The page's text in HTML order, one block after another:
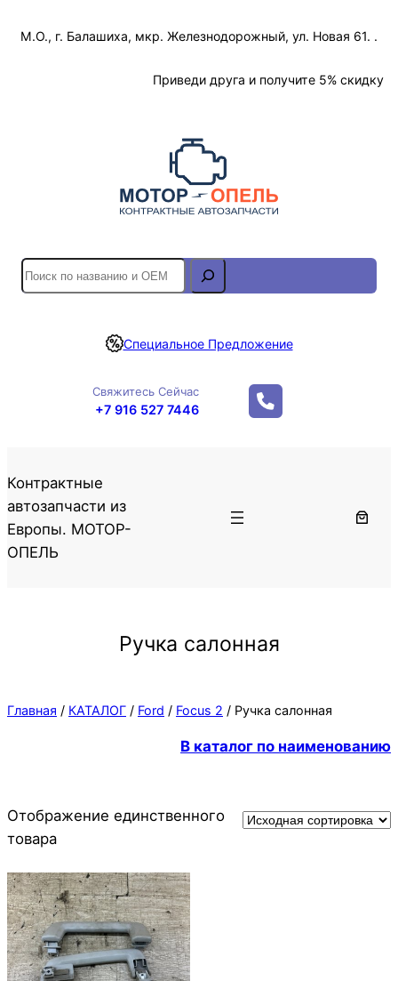
М.О., г. Балашиха, мкр. Железнодорожный, ул. Новая 61. .
Приведи друга и получите 5% скидку
S
e
r
Специальное Предложение
Свяжитесь Сейчас
+7 916 527 7446
Контрактные
автозапчасти из
Европы. МОТОР-
ОПЕЛЬ
Ручка салонная
Главная / КАТАЛОГ / Ford / Focus 2 / Ручка салонная
В каталог по наименованию
Отображение единственного
товара